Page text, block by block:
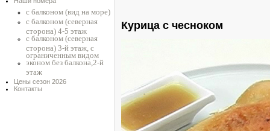
с балконом (вид на море)
с балконом (северная
сторона) 4-5 этаж
с балконом (северная
сторона) 3-й этаж, с
ограниченным видом
эконом без балкона,2-й
этаж
Цены сезон 2026
Контакты
Курица с чесноком